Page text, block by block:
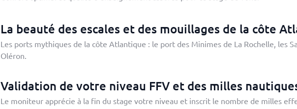
La beauté des escales et des mouillages de la côte
Les ports mythiques de la côte Atlantique : le port des Minimes de La Rochelle, les
Oléron.
Validation de votre niveau FFV et des milles
Le moniteur apprécie à la fin du stage votre niveau et inscrit le nombre de milles